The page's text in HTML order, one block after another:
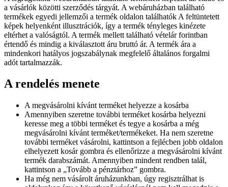
a vásárlók közötti szerződés tárgyát. A webáruházban található
termékek egyedi jellemzői a termék oldalon találhatók A feltüntetett
képek helyenként illusztrációk, így a termék tényleges kinézete
eltérhet a valóságtól. A termék mellett található vételár forintban
értendő és mindig a kiválasztott áru bruttó ár. A termék ára a
mindenkori hatályos jogszabálynak megfelelő általános forgalmi
adót tartalmazzák.
A rendelés menete
A megvásárolni kívánt terméket helyezze a kosárba
Amennyiben szeretne további terméket kosárba helyezni
keresse meg a többi terméket és tegye a kosárba a még
megvásárolni kívánt terméket/termékeket. Ha nem szeretne
további terméket vásárolni, kattintson a fejlécben jobb oldalon
elhelyezett kosár gombra és ellenőrizze a megvásárolni kívánt
termék darabszámát. Amennyiben mindent rendben talál,
kattintson a „Tovább a pénztárhoz” gombra.
Ha még nem vásárolt áruházunkban, úgy regisztrálhat is